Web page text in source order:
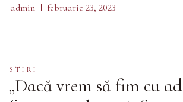
admin februarie 23, 2023
STIRI
„Dacă vrem să fim cu